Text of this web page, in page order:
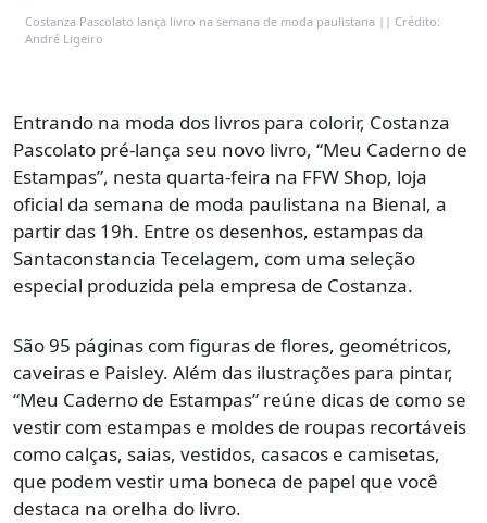
Costanza Pascolato lança livro na semana de moda paulistana || Crédito:
André Ligeiro
Entrando na moda dos livros para colorir, Costanza
Pascolato pré-lança seu novo livro, “Meu Caderno de
Estampas”, nesta quarta-feira na FFW Shop, loja
oficial da semana de moda paulistana na Bienal, a
partir das 19h. Entre os desenhos, estampas da
Santaconstancia Tecelagem, com uma seleção
especial produzida pela empresa de Costanza.
São 95 páginas com figuras de flores, geométricos,
caveiras e Paisley. Além das ilustrações para pintar,
“Meu Caderno de Estampas” reúne dicas de como se
vestir com estampas e moldes de roupas recortáveis
como calças, saias, vestidos, casacos e camisetas,
que podem vestir uma boneca de papel que você
destaca na orelha do livro.